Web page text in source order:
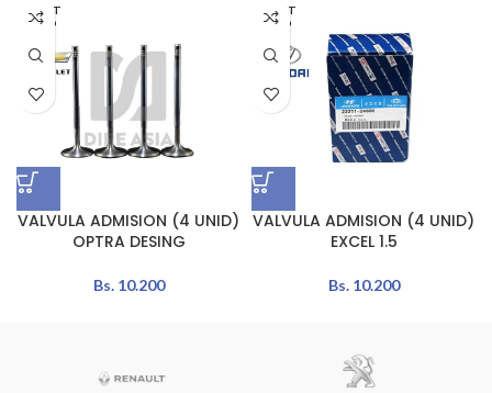
AGOT
ADO
VALVULA ADMISION (4 UNID)
OPTRA DESING
Bs.10.200
AGOT
ADO
VALVULA ADMISION (4 UNID)
EXCEL 1.5
Bs.10.200